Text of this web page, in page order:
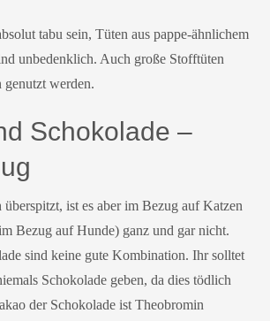
tabu sein, Tüten aus pappe-ähnlichem
unbedenklich. Auch große Stofftüten
genutzt werden.
Schokolade –
ist es aber im Bezug auf Katzen
Bezug auf Hunde) ganz und gar nicht.
sind keine gute Kombination. Ihr solltet
Schokolade geben, da dies tödlich
der Schokolade ist Theobromin